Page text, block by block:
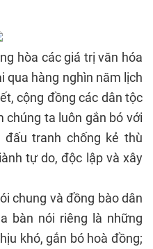
hòa các giá trị văn hóa
qua hàng nghìn năm lịch
cộng đồng các dân tộc
chúng ta luôn gắn bó với
tranh chống kẻ thù
tự do, độc lập và xây
và đồng bào dân
bàn nói riêng là những
khó, gắn bó hoà đồng;